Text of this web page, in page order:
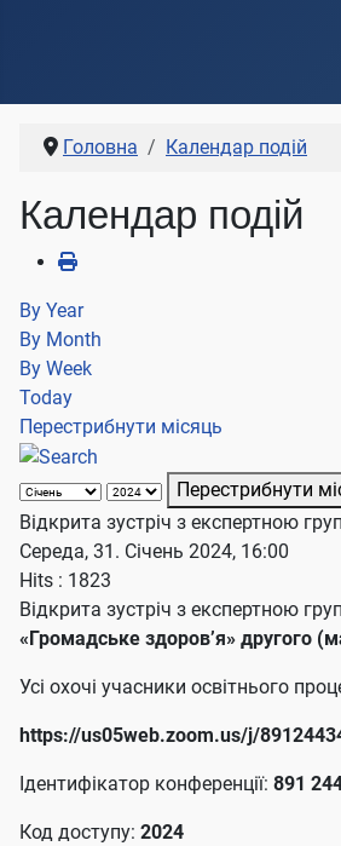
Головна Календар подій
Календар подій
By Year
By Month
By Week
Today
Перестрибнути місяць
Перестрибнути
Відкрита зустріч з експертною
Середа, 31. Січень 2024, 16:00
Hits : 1823
Відкрита зустріч з експертною
«Громадське здоров’я» другого
Усі охочі учасники освітнього
https://us05web.zoom.us/j/
Ідентифікатор конференції: 891
Код доступу: 2024